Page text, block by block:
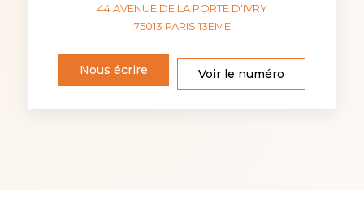
44 AVENUE DE LA PORTE D'IVRY
75013 PARIS 13EME
Nous écrire Voir le numéro